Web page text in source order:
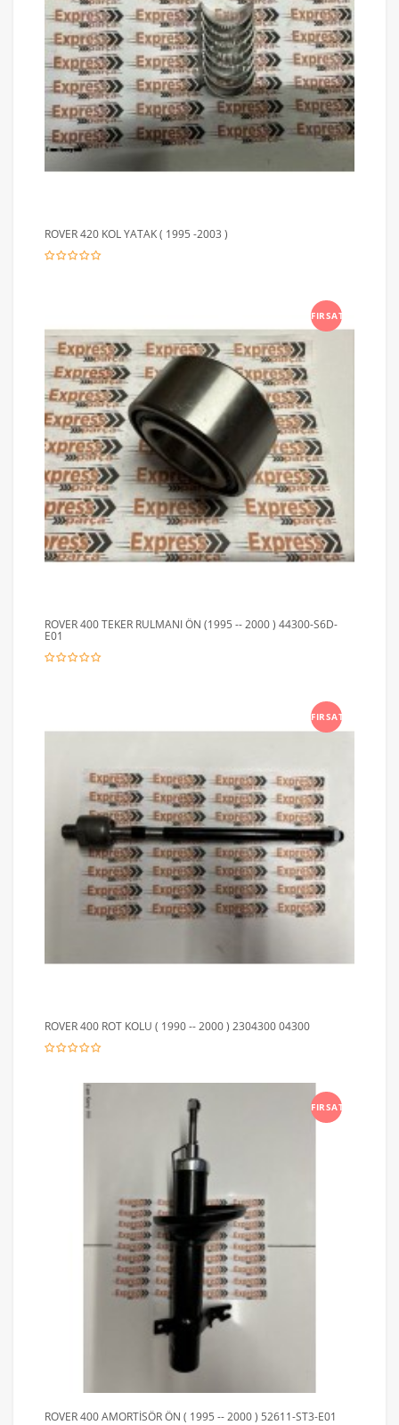
ROVER 420 KOL YATAK ( 1995 -2003 )
FIRSAT
ROVER 400 TEKER RULMANI ÖN (1995 -- 2000 ) 44300-S6D-
E01
FIRSAT
ROVER 400 ROT KOLU ( 1990 -- 2000 ) 2304300 04300
FIRSAT
ROVER 400 AMORTİSÖR ÖN ( 1995 -- 2000 ) 52611-ST3-E01